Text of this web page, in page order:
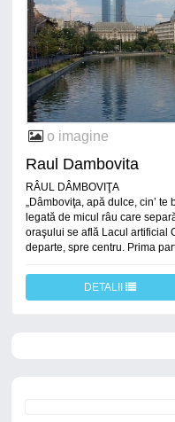
o imagine
Raul Dambovita
RÂUL DÂMBOVIŢA
„Dâmboviţa, apă dulce, cin’
legată de micul râu care
oraşului se află Lacul artificial
departe, spre centru. Prima
DETALII